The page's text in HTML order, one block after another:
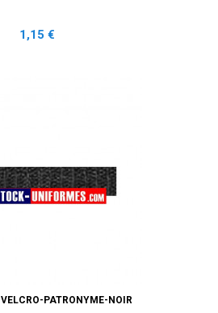
Prix
1,15 €
VELCRO-PATRONYME-NOIR